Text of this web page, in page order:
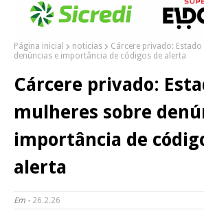
Página inicial noticias
Cárcere privado:
denúncias e importância de códigos de alerta
Cárcere privado:
mulheres sobre
importância de
alerta
Em - 26.2.26